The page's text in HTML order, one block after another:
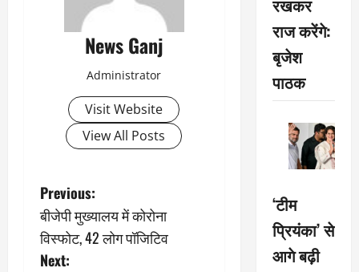
News Ganj
Administrator
Visit Website
View All Posts
P
o
s
Previous:
बीजेपी मुख्यालय में कोरोना
विस्फोट, 42 लोग पॉजिटिव
Next:
राज करेंगे:
बृजेश
पाठक
‘टीम
प्रियंका’ से
आगे बढ़ी